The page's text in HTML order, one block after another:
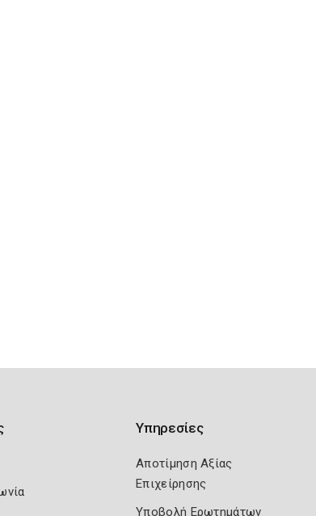
Υπηρεσίες
Αποτίμηση Αξίας
Επιχείρησης
Υποβολή Ερωτημάτων